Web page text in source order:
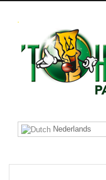
Nederlands